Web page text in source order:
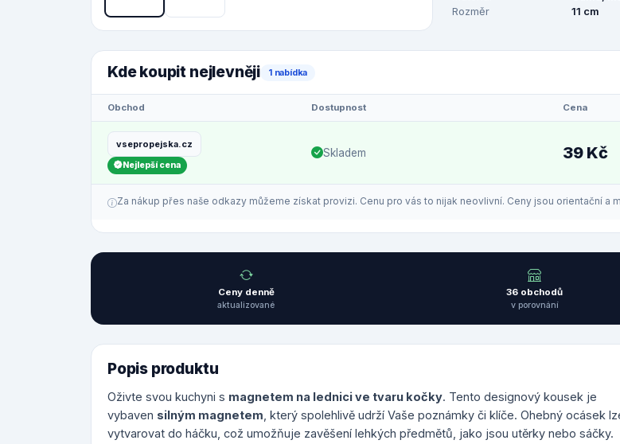
Rozměr
11 cm
Kde koupit nejlevněji 1 nabídka
Obchod Dostupnost Cena
vsepropejska.cz
Nejlepší cena
Skladem 39 Kč
Za nákup přes naše odkazy můžeme získat provizi. Cenu pro vás to nijak neovlivní. Ceny jsou orientační a
Ceny denně
aktualizované
36 obchodů
v porovnání
Popis produktu
Oživte svou kuchyni s magnetem na lednici ve tvaru kočky. Tento designový kousek je
vybaven silným magnetem , který spolehlivě udrží Vaše poznámky či klíče. Ohebný ocásek
vytvarovat do háčku, což umožňuje zavěšení lehkých předmětů, jako jsou utěrky nebo sáčky.